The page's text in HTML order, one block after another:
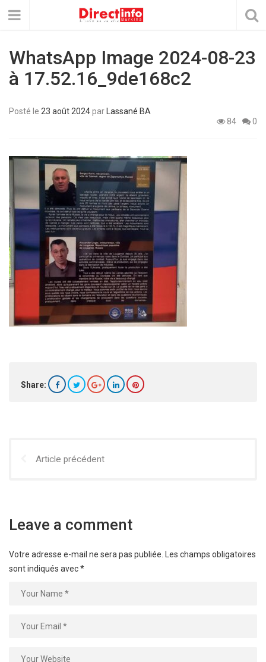
WhatsApp Image 2024-08-23
à 17.52.16_9de168c2
Posté le 23 août 2024par
Lassané BA
84
0
Share:
Article précédent
Leave a comment
Votre adresse e-mail ne sera pas publiée.
Les champs obligatoires
sont indiqués avec*